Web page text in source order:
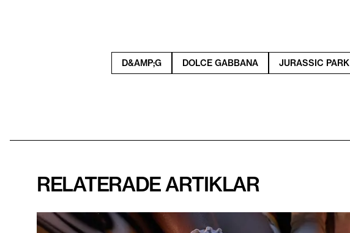
D&AMP;G DOLCE GABBANA JURASSIC PARK
RELATERADE ARTIKLAR